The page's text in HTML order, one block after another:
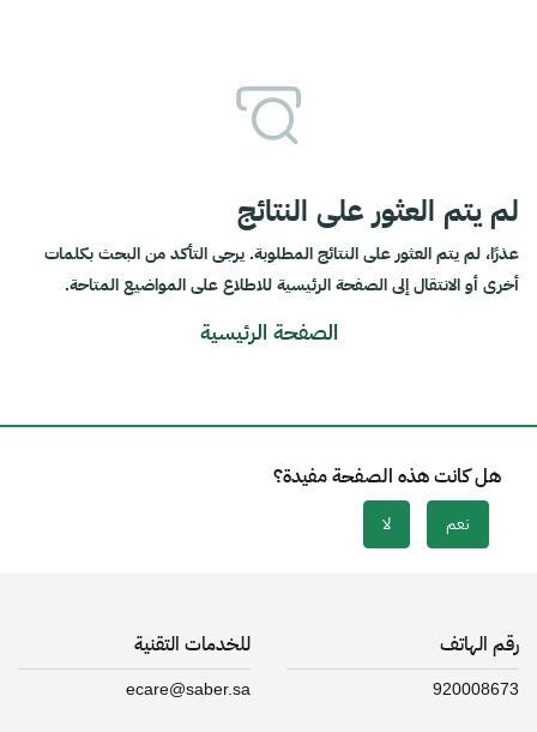
لم يتم العثور على النتائج
عذرًا، لم يتم العثور على النتائج المطلوبة. يرجى التأكد من البحث بكلمات
أخرى أو الانتقال إلى الصفحة الرئيسية للاطلاع على المواضيع المتاحة.
الصفحة الرئيسية
هل كانت هذه الصفحة مفيدة؟
نعم لا
رقم الهاتف
920008673
للخدمات التقنية
ecare@saber.sa